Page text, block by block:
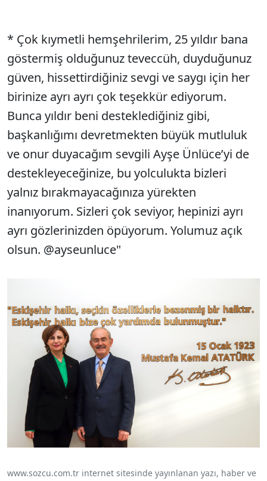
* Çok kıymetli hemşehrilerim, 25 yıldır bana
göstermiş olduğunuz teveccüh, duyduğunuz
güven, hissettirdiğiniz sevgi ve saygı için her
birinize ayrı ayrı çok teşekkür ediyorum.
Bunca yıldır beni desteklediğiniz gibi,
başkanlığımı devretmekten büyük mutluluk
ve onur duyacağım sevgili Ayşe Ünlüce’yi de
destekleyeceğinize, bu yolculukta bizleri
yalnız bırakmayacağınıza yürekten
inanıyorum. Sizleri çok seviyor, hepinizi ayrı
ayrı gözlerinizden öpüyorum. Yolumuz açık
olsun. @ayseunluce"
www.sozcu.com.tr internet sitesinde yayınlanan yazı, haber ve